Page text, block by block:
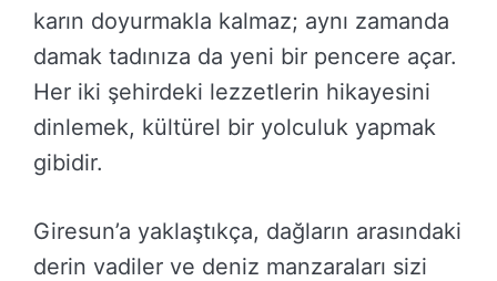
karın doyurmakla kalmaz; aynı zamanda
damak tadınıza da yeni bir pencere açar.
Her iki şehirdeki lezzetlerin hikayesini
dinlemek, kültürel bir yolculuk yapmak
gibidir.
Giresun’a yaklaştıkça, dağların arasındaki
derin vadiler ve deniz manzaraları sizi